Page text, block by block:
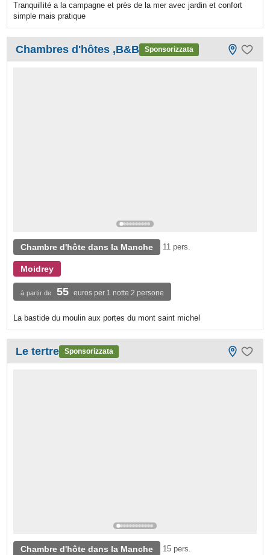
Tranquillité a la campagne et près de la mer avec jardin et confort
simple mais pratique
Chambres d'hôtes ,B&B Sponsorizzata
Chambre d'hôte dans la Manche 11 pers.
Moidrey
à partir de 55 euros per 1 notte 2 persone
La bastide du moulin aux portes du mont saint michel
Le tertre Sponsorizzata
Chambre d'hôte dans la Manche 15 pers.